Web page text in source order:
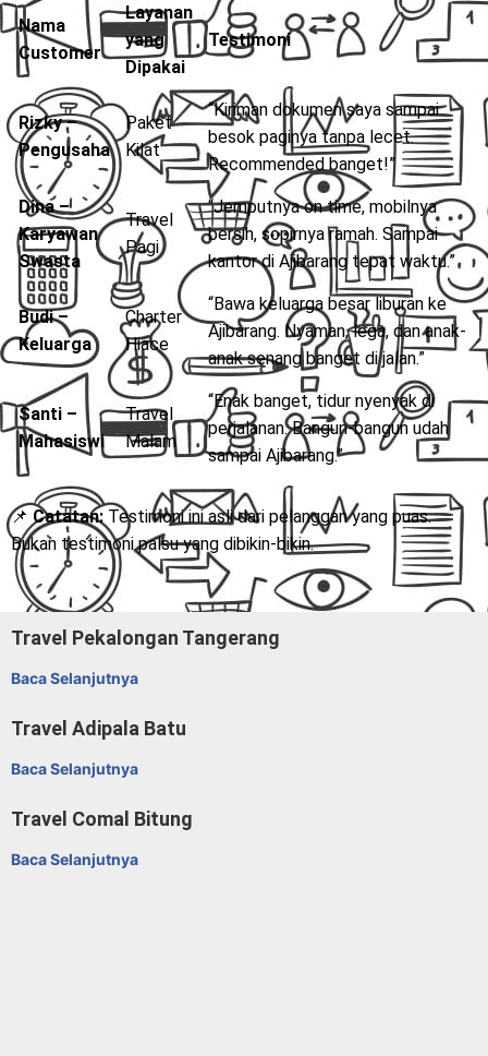
Nama
Customer
Layanan
yang
Dipakai
Testimoni
Rizky –
Pengusaha
Paket
Kilat
“Kiriman dokumen saya sampai
besok paginya tanpa lecet.
Recommended banget!”
Dina –
Karyawan
Swasta
Travel
Pagi
“Jemputnya on time, mobilnya
bersih, sopirnya ramah. Sampai
kantor di Ajibarang tepat waktu.”
Budi –
Keluarga
Charter
Hiace
“Bawa keluarga besar liburan ke
Ajibarang. Nyaman, lega, dan anak-
anak senang banget di jalan.”
Santi –
Mahasiswi
Travel
Malam
“Enak banget, tidur nyenyak di
perjalanan. Bangun-bangun udah
sampai Ajibarang.”
📌 Catatan: Testimoni ini asli dari pelanggan yang puas.
Bukan testimoni palsu yang dibikin-bikin.
Travel Pekalongan Tangerang
Baca Selanjutnya
Travel Adipala Batu
Baca Selanjutnya
Travel Comal Bitung
Baca Selanjutnya